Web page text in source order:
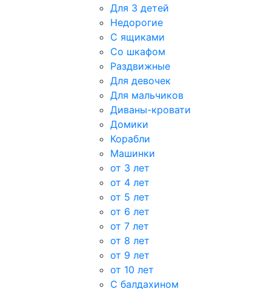
Для 3 детей
Недорогие
С ящиками
Со шкафом
Раздвижные
Для девочек
Для мальчиков
Диваны-кровати
Домики
Корабли
Машинки
от 3 лет
от 4 лет
от 5 лет
от 6 лет
от 7 лет
от 8 лет
от 9 лет
от 10 лет
С балдахином